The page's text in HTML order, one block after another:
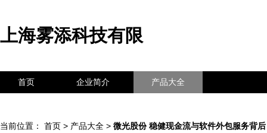
上海雾添科技有限
首页 企业简介 产品大全
当前位置： 首页 > 产品大全 > 微光股份 稳健现金流与软件外包服务背后